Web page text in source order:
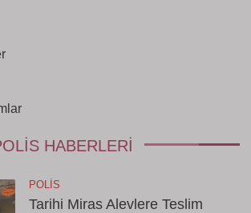
HABERLERI
POLIS
Tarihi Miras Alevlere Teslim